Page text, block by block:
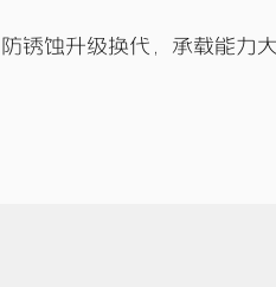
锈蚀升级换代，承载能力